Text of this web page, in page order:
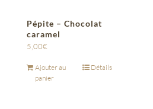
Pépite – Chocolat
caramel
5,00€
Ajouter au
panier
Détails